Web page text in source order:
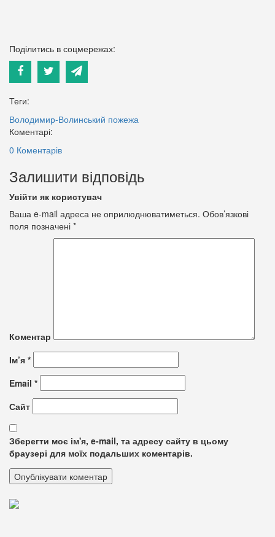
Поділитись в соцмережах:
Теги:
Володимир-Волинський пожежа
Коментарі:
0 Коментарів
Залишити відповідь
Увійти як користувач
Ваша e-mail адреса не оприлюднюватиметься. Обов’язкові
поля позначені *
Коментар
Ім’я *
Email *
Сайт
Зберегти моє ім'я, e-mail, та адресу сайту в цьому
браузері для моїх подальших коментарів.